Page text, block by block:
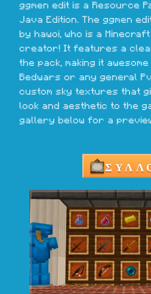
ggmen edit is a Resource
Java Edition. The ggmen
by hawoi, who is a
creator! It features a
the pack, making it
Bedwars or any general
custom sky textures that
look and aesthetic to the
gallery below for a